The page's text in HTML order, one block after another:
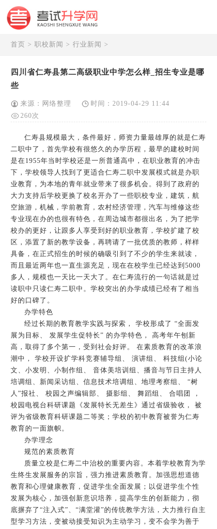
首页 >职校新闻 >行业新闻 >
四川省仁寿县第二高级职业中学怎么样_招生专业是哪
些
来源：网络整理
时间：2019-04-29 11:44
260次
仁寿县规模最大，条件最好，师资力量最雄厚的就是仁寿
二职中了，首先学校有很悠久的办学历程，最早的建校时间
是在1955年当时学校还是一所普通高中，在职业教育的冲击
下，学校领导人找到了更适合仁寿二职中发展模式就是办职
业教育，为本地的青年就业带来了很多机会。得到了政府的
大力支持后学校更换了校名开办了一些职校专业，建筑，航
空旅游，机械，学前教育，农村经济管理，汽车与维修这些
专业现在办的也很有特色，在周边城市都很出名，为了把学
校办的更好，让跟多人享受到好的职业教育，学校扩建了校
区，添置了新的教学设备，再聘请了一批优质的教师，样样
具备，在正式招生的时候的确吸引到了不少的学生来就读，
而且最近两年也一直生源充足，现在在校学生已经达到5000
多人，规模也一天比一天大了。在仁寿流行的一句话就是过
读职中只读仁寿二职中。学校突出的办学成绩已经有了相当
好的口碑了。
办学特色
经过长期的教育教学实践与探索， 学校形成了 “全面发
展为目标、 发展学生促特长” 的办学特色， 高考年午刨新
高，取得了多个第一，受到社会好评。 在素质教育的改革浪
潮中， 学校开设扩学科竞赛辅导组、 演讲组、 科技组(小论
文、小发明、小制作组、 音体美培训组、播音与节日主持人
培调组、新闻采访组、信息技术培调组、地理考察组、 “树
人”报社、 校园之声编辑部、 摄影组、 舞蹈组、 合唱团 ，
校园电视台科研课题《发展特长无差生》通过省级验收， 被
评为省级教育科研课题二等奖；学校的初中教育被誉为仁寿
教育的一面旗帜。
办学理念
规范的素质教育
质量立校是仁寿二中治校的重要内容。本着学校教育为学
生终生发展服务的宗旨，强力推进素质教育。加强思想道德
教育和心理健康教育，促进学生全面发展；以促进学生个性
发展为核心，加强创新意识培养，提高学生的创新能力，彻
底摒弃了“注入式”、“满堂灌”的传统教学方法，大力推行自主
型学习方法，变被动接受知识为主动学习，变不会学为善于